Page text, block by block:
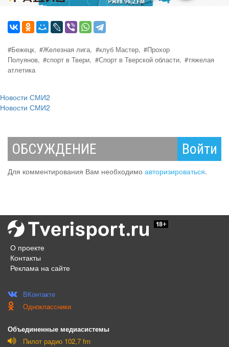
#Бежецк, #Железная лига, #клуб Мастер, #Прохор
Полуянов, #спорт в Твери, #Спорт в Тверской области, #тяжелая
атлетика
Новости СМИ2
Новости СМИ2
ОБСУЖДЕНИЕ Войти
Для комментирования Вам необходимо авторизироваться.
О проекте
Контакты
Реклама на сайте
ВКонтакте
Одноклассники
Объединенные медиасистемы
Пилот радио 102,7 fm